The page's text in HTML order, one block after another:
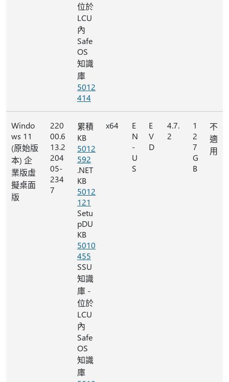
位於
LCU
內
Safe
OS
知識
庫
5012
414
Windo
ws 11
(原始版
本) 企
業版虛
擬桌面
版
220
00.6
13.2
204
05-
234
7
累積
KB
5012
592
.NET
KB
5012
121
Setu
pDU
KB
5010
455
SSU
知識
庫 -
位於
LCU
內
Safe
OS
知識
庫
x64
E
N
-
U
S
E
V
D
4.7.
2
1
2
7
G
B
不
適
用